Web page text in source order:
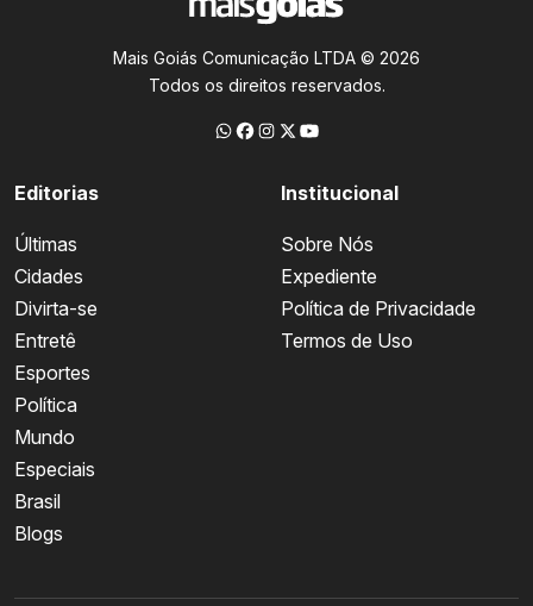
Mais Goiás Comunicação LTDA © 2026
Todos os direitos reservados.
Editorias
Últimas
Cidades
Divirta-se
Entretê
Esportes
Política
Mundo
Especiais
Brasil
Blogs
Institucional
Sobre Nós
Expediente
Política de Privacidade
Termos de Uso